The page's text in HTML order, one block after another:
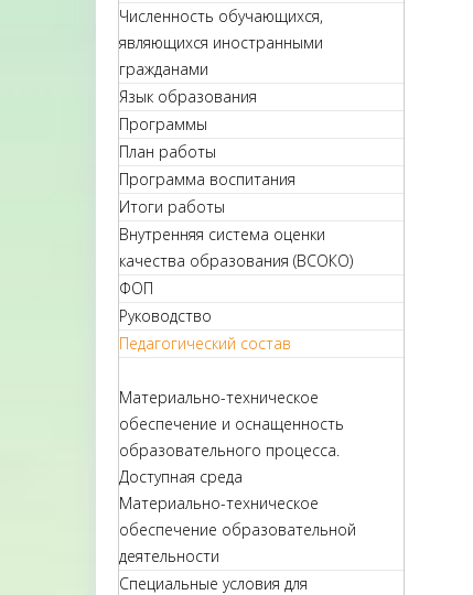
Численность обучающихся,
являющихся иностранными
гражданами
Язык образования
Программы
План работы
Программа воспитания
Итоги работы
Внутренняя система оценки
качества образования (ВСОКО)
ФОП
Руководство
Педагогический состав
Материально-техническое
обеспечение и оснащенность
образовательного процесса.
Доступная среда
Материально-техническое
обеспечение образовательной
деятельности
Специальные условия для